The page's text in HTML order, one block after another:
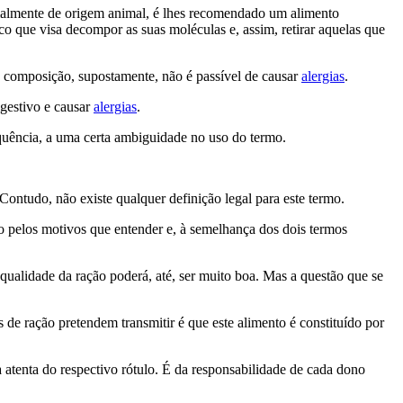
de origem animal, é lhes recomendado um alimento
que visa decompor as suas moléculas e, assim, retirar aquelas que
supostamente, não é passível de causaralergias.
e causaralergias.
a uma certa ambiguidade no uso do termo.
não existe qualquer definição legal para este termo.
motivos que entender e, à semelhança dos dois termos
da ração poderá, até, ser muito boa. Mas a questão que se
ração pretendem transmitir é que este alimento é constituído por
do respectivo rótulo. É da responsabilidade de cada dono